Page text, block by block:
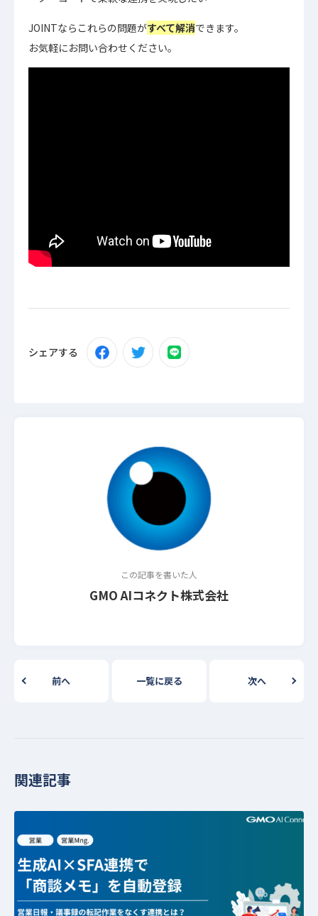
JOINTならこれらの問題がすべて解消できます。
お気軽にお問い合わせください。
シェアする
この記事を書いた人
GMO AIコネクト株式会社
前へ 一覧に戻る 次へ
関連記事